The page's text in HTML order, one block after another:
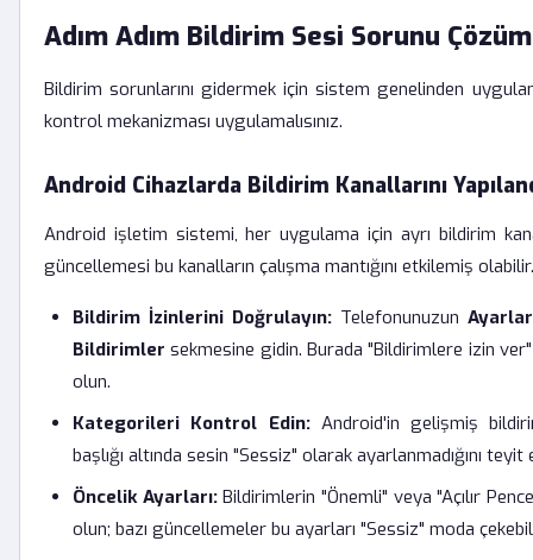
Adım Adım Bildirim Sesi Sorunu
Bildirim sorunlarını gidermek için sistem genelinden
kontrol mekanizması uygulamalısınız.
Android Cihazlarda Bildirim Kanallarını
Android işletim sistemi, her uygulama için ayrı bildirim
güncellemesi bu kanalların çalışma mantığını etkilemiş olabilir.
Bildirim İzinlerini Doğrulayın: Telefonunuzun
Bildirimler sekmesine gidin. Burada "Bildirimlere izin
olun.
Kategorileri Kontrol Edin:Android'in gelişmiş
başlığı altında sesin "Sessiz" olarak ayarlanmadığını teyit
Öncelik Ayarları:Bildirimlerin "Önemli" veya "Açılır
olun; bazı güncellemeler bu ayarları "Sessiz" moda